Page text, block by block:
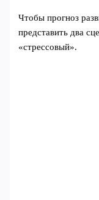
Чтобы прогноз
представить два
«стрессовый».